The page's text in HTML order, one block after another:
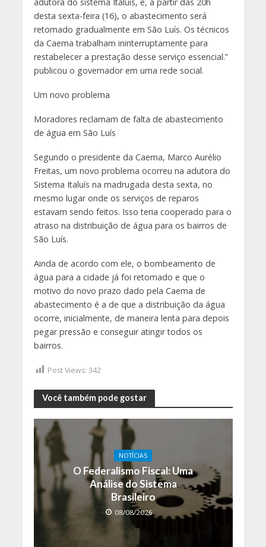
adutora do sistema Italuís, e, a partir das 20h
desta sexta-feira (16), o abastecimento será
retomado gradualmente em São Luís. Os técnicos
da Caema trabalham ininterruptamente para
restabelecer a prestação desse serviço essencial.”
publicou o governador em uma rede social.
Um novo problema
Moradores reclamam de falta de abastecimento
de água em São Luís
Segundo o presidente da Caema, Marco Aurélio
Freitas, um novo problema ocorreu na adutora do
Sistema Italuís na madrugada desta sexta, no
mesmo lugar onde os serviços de reparos
estavam sendo feitos. Isso teria cooperado para o
atraso na distribuição de água para os bairros de
São Luís.
Ainda de acordo com ele, o bombeamento de
água para a cidade já foi retomado e que o
motivo do novo prazo dado pela Caema de
abastecimento é a de que a distribuição da água
ocorre, inicialmente, de maneira lenta para depois
pegar pressão e conseguir atingir todos os
bairros.
Post Views: 342
Você também pode gostar
NOTÍCIAS
O Federalismo Fiscal: Uma
Análise do Sistema
Brasileiro
08/08/2026